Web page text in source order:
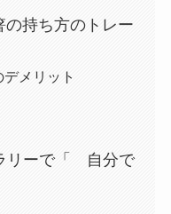
の持ち方のトレー
メリット
リーで「 自分で